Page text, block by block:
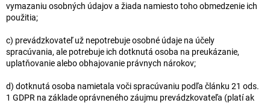
vymazaniu osobných údajov a žiada namiesto toho obmedzenie ich
použitia;
c) prevádzkovateľ už nepotrebuje osobné údaje na účely
spracúvania, ale potrebuje ich dotknutá osoba na preukázanie,
uplatňovanie alebo obhajovanie právnych nárokov;
d) dotknutá osoba namietala voči spracúvaniu podľa článku 21 ods.
1 GDPR na základe oprávneného záujmu prevádzkovateľa (platí ak